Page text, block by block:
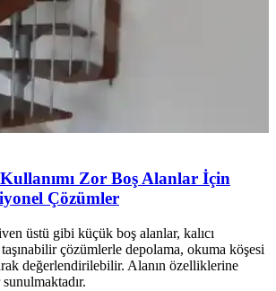
Zor Boş Alanlar İçin
Çözümler
üstü gibi küçük boş alanlar, kalıcı
çözümlerle depolama, okuma köşesi
değerlendirilebilir. Alanın özelliklerine